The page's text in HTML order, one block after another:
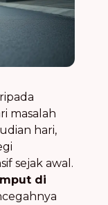
masalah
hari,
sejak awal.
di